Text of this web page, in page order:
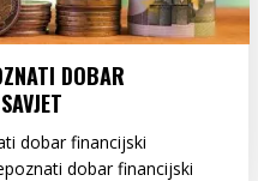
DOBAR
dobar financijski
dobar financijski